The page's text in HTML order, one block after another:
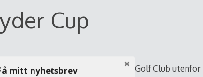
Cup
Cup, ble i helgen spilt på Medinah Golf Club utenfor
mitt nyhetsbrev